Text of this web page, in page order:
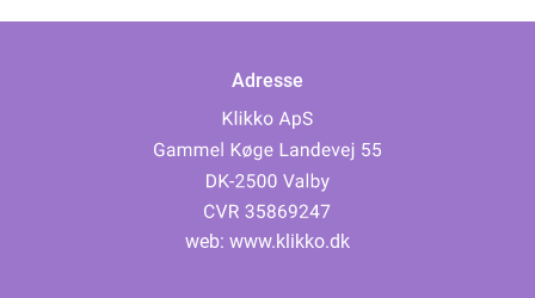
Adresse
web: www.klikko.dk